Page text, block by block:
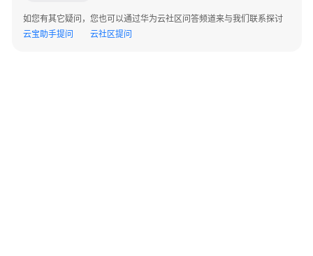
皮
如您有其它疑问，您也可以通过华为云社区问答频道来与我们联系探讨
云宝助手提问
云社区提问